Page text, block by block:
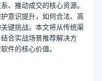
、推动成交的核心资源。
意识提升，如何合法、高
键挑战。本文将从传统渠
合实战场景推荐解决方
件的核心价值。